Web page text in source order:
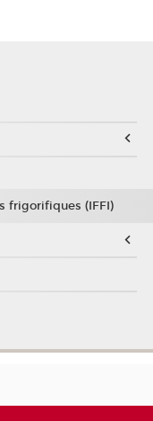
frigorifiques (IFFI)